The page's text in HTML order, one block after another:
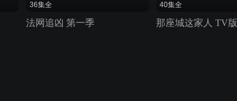
36集全
法网追凶 第一季
40集全
那座城这家人 TV版